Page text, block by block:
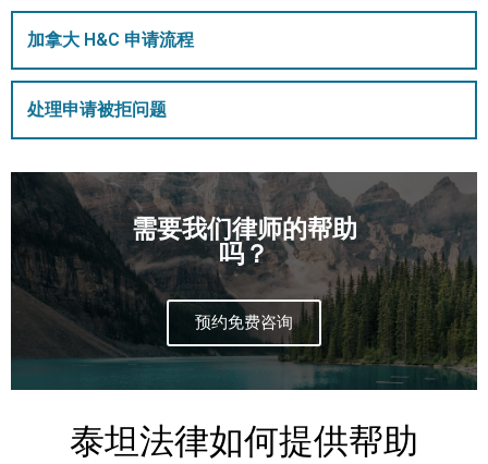
加拿大 H&C 申请流程
处理申请被拒问题
需要我们律师的帮助
吗？
预约免费咨询
泰坦法律如何提供帮助